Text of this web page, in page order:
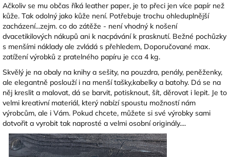
Ačkoliv se mu občas říká leather paper, je to přeci jen více papír než
kůže. Tak odolný jako kůže není. Potřebuje trochu ohleduplnější
zacházení...zejm. co do zátěže - není vhodný k nošení
dvacetikilových nákupů ani k nacpávání k prasknutí. Bežné pochůzky
s menšími náklady ale zvládá s přehledem, Doporučované max.
zatížení výrobků z pratelného papíru je cca 4 kg.
Skvělý je na obaly na knihy a sešity, na pouzdra, penály, peněženky,
ale elegantně poslouží i na menší tašky,kabelky a batohy. Dá se na
něj kreslit a malovat, dá se barvit, potisknout, šít, děrovat i lepit. Je to
velmi kreativní materiál, který nabízí spoustu možností nám
výrobcům, ale i Vám. Pokud chcete, můžete si své výrobky sami
dotvořit a vyrobit tak naprosté a velmi osobní originály....